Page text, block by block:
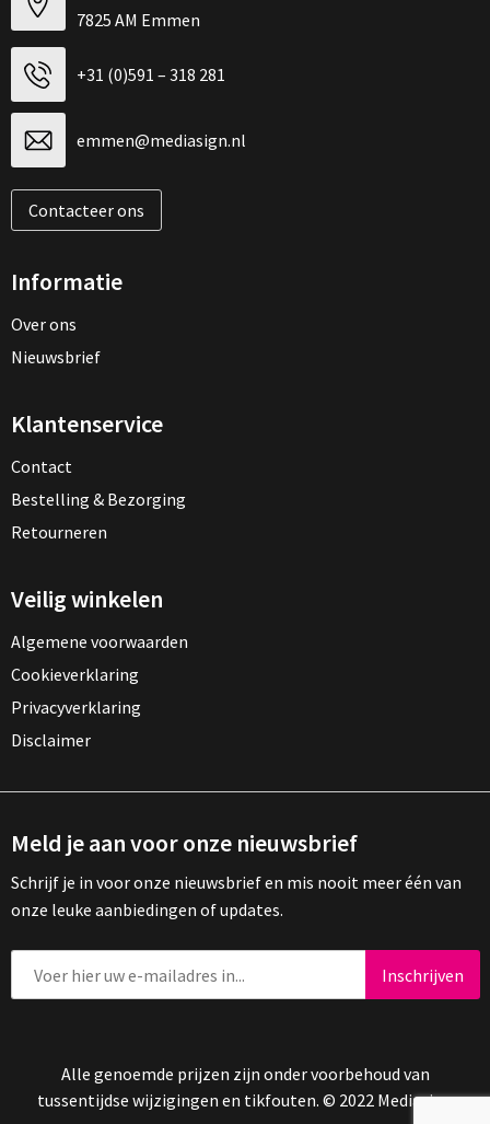
7825 AM Emmen
+31 (0)591 – 318 281
emmen@mediasign.nl
Contacteer ons
Informatie
Over ons
Nieuwsbrief
Klantenservice
Contact
Bestelling & Bezorging
Retourneren
Veilig winkelen
Algemene voorwaarden
Cookieverklaring
Privacyverklaring
Disclaimer
Meld je aan voor onze nieuwsbrief
Schrijf je in voor onze nieuwsbrief en mis nooit meer één van
onze leuke aanbiedingen of updates.
Alle genoemde prijzen zijn onder voorbehoud van
tussentijdse wijzigingen en tikfouten. © 2022 Mediasign